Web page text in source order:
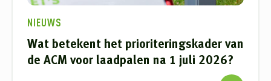
NIEUWS
Wat betekent het prioriteringskader van
de ACM voor laadpalen na 1 juli 2026?